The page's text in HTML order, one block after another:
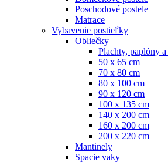
Poschodové postele
Matrace
Vybavenie postieľky
Obliečky
Plachty, paplóny
50 x 65 cm
70 x 80 cm
80 x 100 cm
90 x 120 cm
100 x 135 cm
140 x 200 cm
160 x 200 cm
200 x 220 cm
Mantinely
Spacie vaky